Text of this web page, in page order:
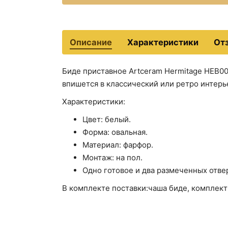
Описание Характеристики
Биде приставное Artceram Hermitage
впишется в классический или ретро
Характеристики:
Цвет: белый.
Форма: овальная.
Материал: фарфор.
Монтаж: на пол.
Одно готовое и два размеченных
В комплекте поставки:чаша биде,